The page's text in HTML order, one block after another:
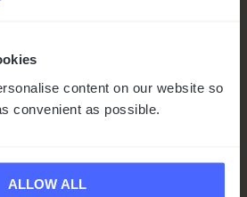
content on our website so
convenient as possible.
ALLOW ALL
met de
bij